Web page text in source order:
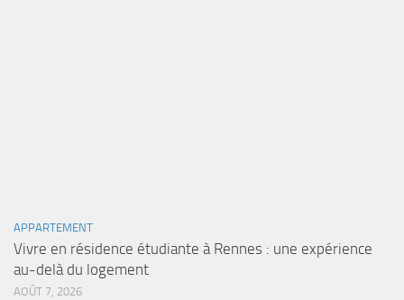
APPARTEMENT
Vivre en résidence étudiante à Rennes : une expérience
au-delà du logement
AOÛT 7, 2026